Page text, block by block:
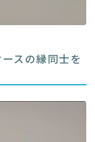
スの縁同士を